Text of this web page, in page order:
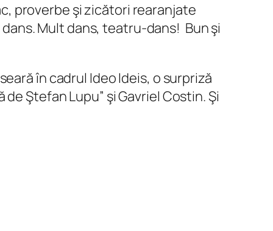
proverbe şi zicători rearanjate
Mult dans, teatru-dans! Bun şi
în cadrul Ideo Ideis, o surpriză
Ştefan Lupu” şi Gavriel Costin. Şi